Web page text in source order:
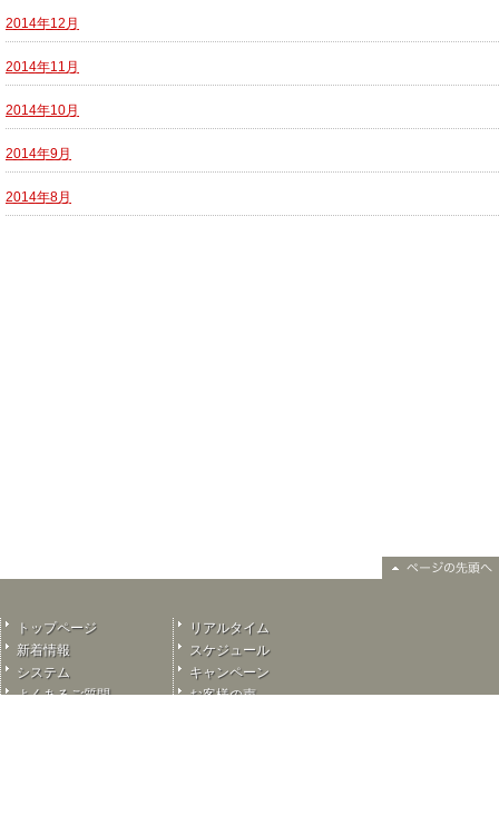
2014年12月
2014年11月
2014年10月
2014年9月
2014年8月
トップページ
リアルタイム
新着情報
スケジュール
システム
キャンペーン
よくあるご質問
お客様の声